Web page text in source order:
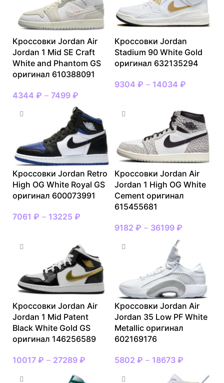
Кроссовки Jordan Air
Jordan 1 Mid SE Craft
White and Phantom GS
оригинал 610388091
4344 ₽ – 7499 ₽
Кроссовки Jordan
Stadium 90 White Gold
оригинал 632135294
9304 ₽ – 14034 ₽
Кроссовки Jordan Retro
High OG White Royal GS
оригинал 600073991
7061 ₽ – 13225 ₽
Кроссовки Jordan Air
Jordan 1 High OG White
Cement оригинал
615455681
9182 ₽ – 36199 ₽
Кроссовки Jordan Air
Jordan 1 Mid Patent
Black White Gold GS
оригинал 146256589
10017 ₽ – 27289 ₽
Кроссовки Jordan Air
Jordan 35 Low PF White
Metallic оригинал
602169176
5802 ₽ – 18673 ₽